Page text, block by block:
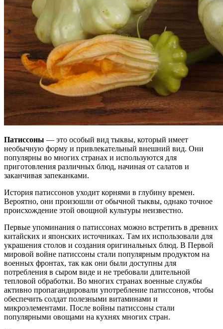
Патиссоны — это особый вид тыквы, который имеет
необычную форму и привлекательный внешний вид. Они
популярны во многих странах и используются для
приготовления различных блюд, начиная от салатов и
заканчивая запеканками.
История патиссонов уходит корнями в глубину времен.
Вероятно, они произошли от обычной тыквы, однако точное
происхождение этой овощной культуры неизвестно.
Первые упоминания о патиссонах можно встретить в древних
китайских и японских источниках. Там их использовали для
украшения столов и создания оригинальных блюд. В Первой
мировой войне патиссоны стали популярным продуктом на
военных фронтах, так как они были доступны для
потребления в сыром виде и не требовали длительной
тепловой обработки. Во многих странах военные службы
активно пропагандировали употребление патиссонов, чтобы
обеспечить солдат полезными витаминами и
микроэлементами. После войны патиссоны стали
популярными овощами на кухнях многих стран.